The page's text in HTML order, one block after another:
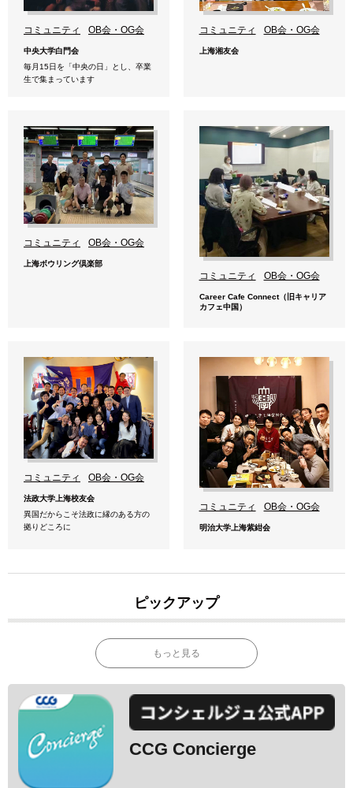
コミュニティ OB会・OG会
中央大学白門会
毎月15日を「中央の日」とし、卒業
生で集まっています
コミュニティ OB会・OG会
上海湘友会
コミュニティ OB会・OG会
上海ボウリング倶楽部
コミュニティ OB会・OG会
Career Cafe Connect（旧キャリア
カフェ中国）
コミュニティ OB会・OG会
法政大学上海校友会
異国だからこそ法政に縁のある方の
拠りどころに
コミュニティ OB会・OG会
明治大学上海紫紺会
ピックアップ
もっと見る
CCG Concierge